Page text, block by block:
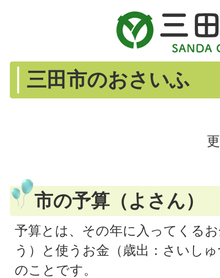
三田市のおさいふ
市の予算（よさん）
予算とは、その年に入ってくる
う）と使うお金（歳出：さいし
のことです。